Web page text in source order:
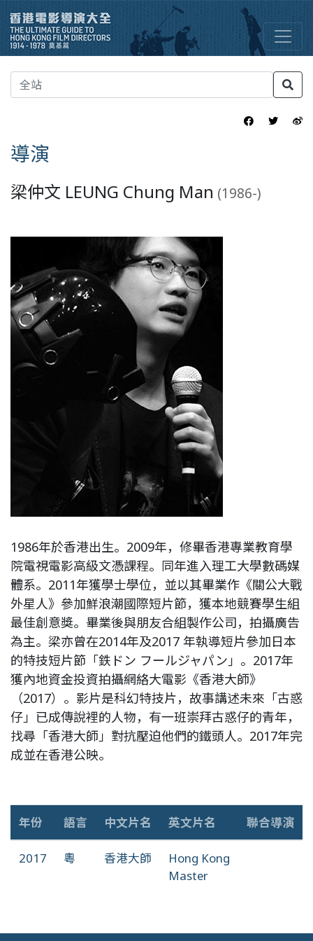
導演
梁仲文 LEUNG Chung Man (1986-)
1986年於香港出生。2009年，修畢香港專業教育學
院電視電影高級文憑課程。同年進入理工大學數碼媒
體系。2011年獲學士學位，並以其畢業作《關公大戰
外星人》參加鮮浪潮國際短片節，獲本地競賽學生組
最佳創意獎。畢業後與朋友合組製作公司，拍攝廣告
為主。梁亦曾在2014年及2017 年執導短片參加日本
的特技短片節「鉄ドン フールジャパン」。2017年
獲內地資金投資拍攝網絡大電影《香港大師》
（2017）。影片是科幻特技片，故事講述未來「古惑
仔」已成傳說裡的人物，有一班崇拜古惑仔的青年，
找尋「香港大師」對抗壓迫他們的鐵頭人。2017年完
成並在香港公映。
年份 語言 中文片名 英文片名 聯合導演
2017 粵 香港大師
Hong Kong
Master